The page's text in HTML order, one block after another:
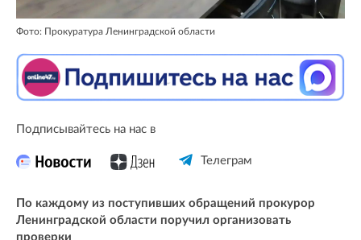
Фото: Прокуратура Ленинградской области
Подписывайтесь на нас в
Телеграм
По каждому из поступивших обращений прокурор
Ленинградской области поручил организовать
проверки